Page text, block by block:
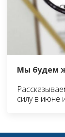
Мы будем
силу в июне